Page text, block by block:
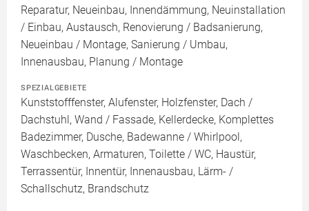
Reparatur, Neueinbau, Innendämmung, Neuinstallation
/ Einbau, Austausch, Renovierung / Badsanierung,
Neueinbau / Montage, Sanierung / Umbau,
Innenausbau, Planung / Montage
SPEZIALGEBIETE
Kunststofffenster, Alufenster, Holzfenster, Dach /
Dachstuhl, Wand / Fassade, Kellerdecke, Komplettes
Badezimmer, Dusche, Badewanne / Whirlpool,
Waschbecken, Armaturen, Toilette / WC, Haustür,
Terrassentür, Innentür, Innenausbau, Lärm- /
Schallschutz, Brandschutz